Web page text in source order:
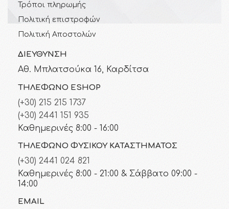
Τρόποι πληρωμής
Πολιτική επιστροφών
Πολιτική Αποστολών
ΔΙΕΎΘΥΝΣΗ
Αθ. Μπλατσούκα 16, Καρδίτσα
ΤΗΛΈΦΩΝΟ ESHOP
(+30) 215 215 1737
(+30) 2441 151 935
Καθημερινές 8:00 - 16:00
ΤΗΛΈΦΩΝΟ ΦΥΣΙΚΟΎ ΚΑΤΑΣΤΉΜΑΤΟΣ
(+30) 2441 024 821
Καθημερινές 8:00 - 21:00 & Σάββατο 09:00 -
14:00
EMAIL